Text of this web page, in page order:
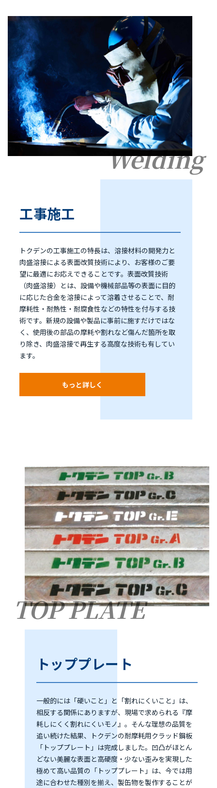
Welding
工事施工
トクデンの工事施工の特長は、溶接材料の開発力と
肉盛溶接による表面改質技術により、お客様のご要
望に最適にお応えできることです。表面改質技術
（肉盛溶接）とは、設備や機械部品等の表面に目的
に応じた合金を溶接によって溶着させることで、耐
摩耗性・耐熱性・耐腐食性などの特性を付与する技
術です。新規の設備や製品に事前に施すだけではな
く、使用後の部品の摩耗や割れなど傷んだ箇所を取
り除き、肉盛溶接で再生する高度な技術も有してい
ます。
もっと詳しく
TOP PLATE
トッププレート
一般的には「硬いこと」と「割れにくいこと」は、
相反する関係にありますが、現場で求められる『摩
耗しにくく割れにくいモノ』。そんな理想の品質を
追い続けた結果、トクデンの耐摩耗用クラッド鋼板
「トッププレート」は完成しました。凹凸がほとん
どない美麗な表面と高硬度・少ない歪みを実現した
極めて高い品質の「トッププレート」は、今では用
途に合わせた種別を揃え、製缶物を製作することが